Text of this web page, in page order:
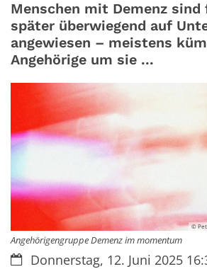
Menschen mit Demenz sind
später überwiegend auf
angewiesen – meistens
Angehörige um sie ...
©
Angehörigengruppe Demenz im momentum
Datum:Donnerstag, 12. Juni 2025